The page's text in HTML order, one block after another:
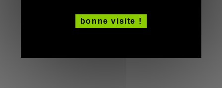
bonne visite !